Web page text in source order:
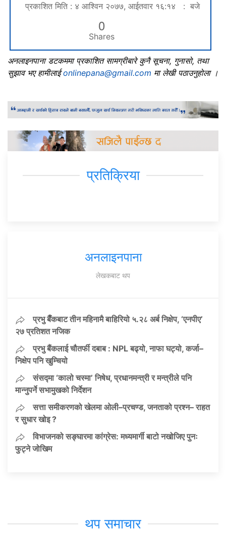
प्रकाशित मिति : ४ आश्विन २०७७, आईतवार १६:१४ : बजे
0
Shares
अनलाइनपाना डटकममा प्रकाशित सामग्रीबारे कुनै सूचना, गुनासो, तथा
सुझाव भए हामीलाईonlinepana@gmail.com मा लेखी पठाउनुहोला ।
प्रतिक्रिया
अनलाइनपाना
लेखकबाट थप
प्रभु बैँकबाट तीन महिनामै बाहिरियो ५.२८ अर्ब निक्षेप, ‘एनपीए’
२७ प्रतिशत नजिक
प्रभु बैंकलाई चौतर्फी दबाब : NPL बढ्यो, नाफा घट्यो, कर्जा–
निक्षेप पनि खुम्चियो
संसद्मा ‘कालो चस्मा’ निषेध, प्रधानमन्त्री र मन्त्रीले पनि
मान्नुपर्ने सभामुखको निर्देशन
सत्ता समीकरणको खेलमा ओली–प्रचण्ड, जनताको प्रश्न– राहत
र सुधार खोइ ?
विभाजनको सङ्घारमा कांग्रेस: मध्यमार्गी बाटो नखोजिए पुनः
फुट्ने जोखिम
थप समाचार